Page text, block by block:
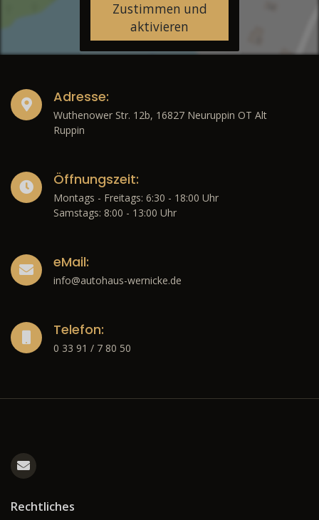
Zustimmen und
aktivieren
Adresse:
Wuthenower Str. 12b, 16827 Neuruppin OT Alt
Ruppin
Öffnungszeit:
Montags - Freitags: 6:30 - 18:00 Uhr
Samstags: 8:00 - 13:00 Uhr
eMail:
info@autohaus-wernicke.de
Telefon:
0 33 91 / 7 80 50
Rechtliches